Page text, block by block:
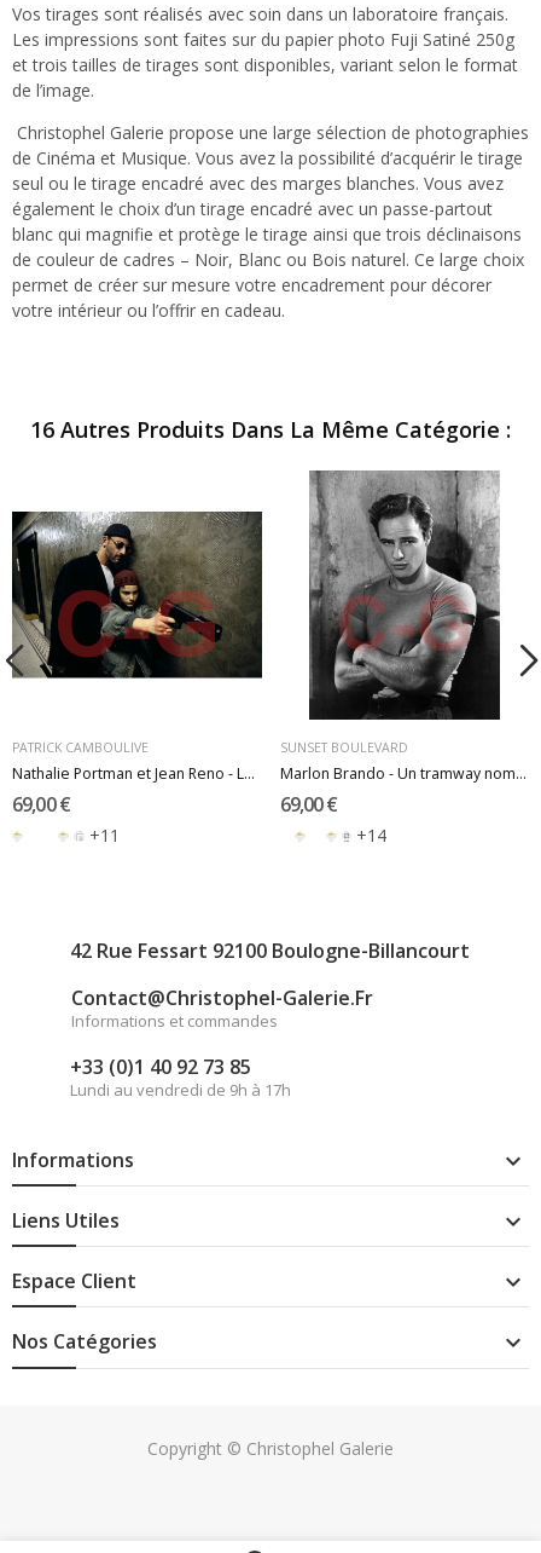
Vos tirages sont réalisés avec soin dans un laboratoire français.
Les impressions sont faites sur du papier photo Fuji Satiné 250g
et trois tailles de tirages sont disponibles, variant selon le format
de l’image.
Christophel Galerie propose une large sélection de photographies
de Cinéma et Musique. Vous avez la possibilité d’acquérir le tirage
seul ou le tirage encadré avec des marges blanches. Vous avez
également le choix d’un tirage encadré avec un passe-partout
blanc qui magnifie et protège le tirage ainsi que trois déclinaisons
de couleur de cadres – Noir, Blanc ou Bois naturel. Ce large choix
permet de créer sur mesure votre encadrement pour décorer
votre intérieur ou l’offrir en cadeau.
16 Autres Produits Dans La Même Catégorie :
PATRICK CAMBOULIVE
Nathalie Portman et Jean Reno - Léon 1994
69,00 €
+11
SUNSET BOULEVARD
Marlon Brando - Un tramway nommé désir 1951
69,00 €
+14
42 Rue Fessart 92100 Boulogne-Billancourt
Contact@christophel-Galerie.fr
Informations et commandes
+33 (0)1 40 92 73 85
Lundi au vendredi de 9h à 17h
Informations 
Liens Utiles 
Espace Client 
Nos Catégories 
Copyright © Christophel Galerie